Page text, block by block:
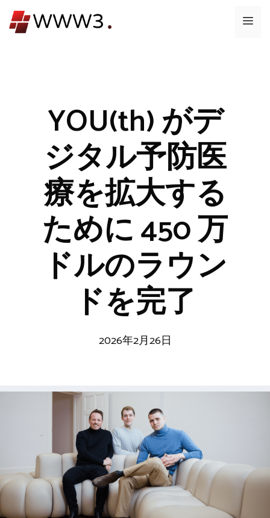
ン
メ
YOU(th) がデ
ジタル予防医
療を拡大する
ために 450 万
ドルのラウン
ドを完了
2026年2月26日